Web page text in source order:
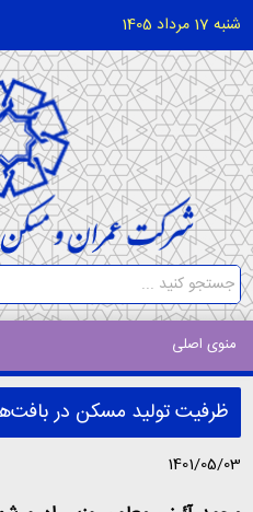
شنبه 17 مرداد 1405
منوی اصلی
ظرفیت‌ تولید مسکن در
1401/05/03